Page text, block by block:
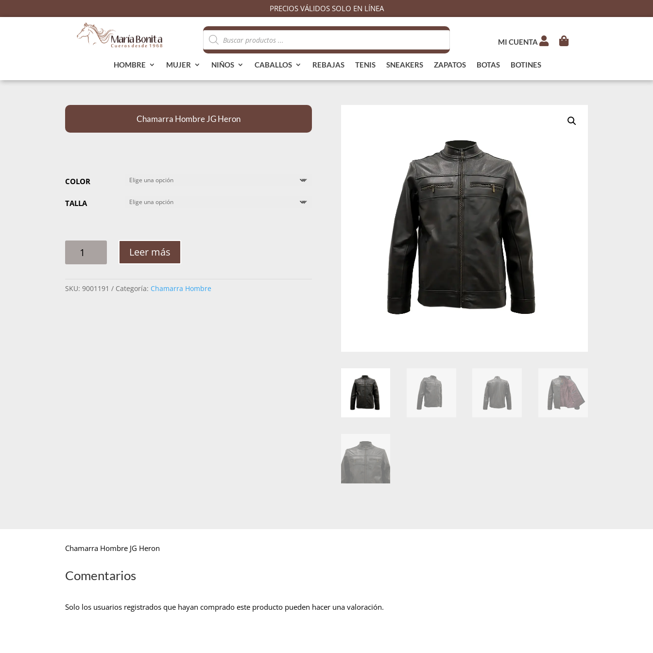
PRECIOS VÁLIDOS SOLO EN LÍNEA
Búsqueda
de
productos
MI CUENTA
HOMBRE MUJER NIÑOS CABALLOS REBAJAS TENIS SNEAKERS ZAPATOS BOTAS BOTINES
Chamarra Hombre JG Heron
COLOR
TALLA
HOMBRE
CANTIDAD
Leer más
SKU:9001191 Categoría: Chamarra Hombre
Chamarra Hombre JG Heron
Comentarios
Solo los usuarios registrados que hayan comprado este producto pueden hacer una valoración.